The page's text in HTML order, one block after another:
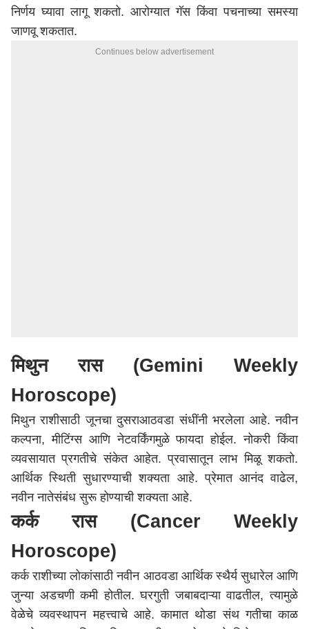
निर्णय घ्यावा लागू शकतो. आरोग्यात गॅस किंवा पचनाच्या समस्या
जाणवू शकतात.
Continues below advertisement
मिथुन रास (Gemini Weekly
Horoscope)
मिथुन राशीसाठी जूनचा दुसराआठवडा संधींनी भरलेला आहे. नवीन
कल्पना, मीटिंग्स आणि नेटवर्किंगमुळे फायदा होईल. नोकरी किंवा
व्यवसायात प्रगतीचे संकेत आहेत. प्रवासातून लाभ मिळू शकतो.
आर्थिक स्थिती सुधारण्याची शक्यता आहे. प्रेमात आनंद वाढेल,
नवीन नातेसंबंध सुरू होण्याची शक्यता आहे.
कर्क रास (Cancer Weekly
Horoscope)
कर्क राशीच्या लोकांसाठी नवीन आठवडा आर्थिक स्थैर्य सुधारेल आणि
जुन्या अडचणी कमी होतील. घरगुती जबाबदाऱ्या वाढतील, त्यामुळे
वेळेचे व्यवस्थापन महत्त्वाचे आहे. कामात थोडा संथ गतीचा काळ